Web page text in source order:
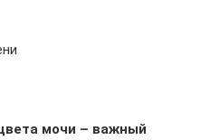
мочи – важный